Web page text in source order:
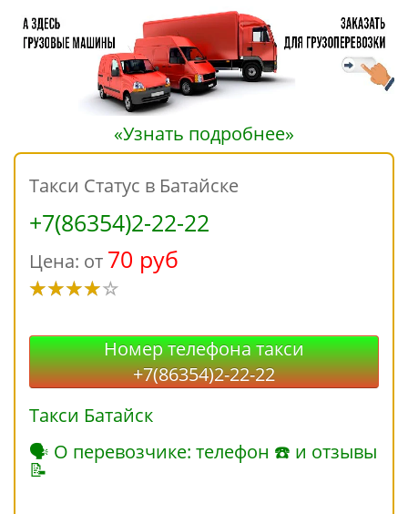
«Узнать подробнее»
Такси Статус в Батайске
+7(86354)2-22-22
Цена: от 70 руб
Номер телефона такси
+7(86354)2-22-22
Такси Батайск
🗣 О перевозчике: телефон ☎ и отзывы
📝